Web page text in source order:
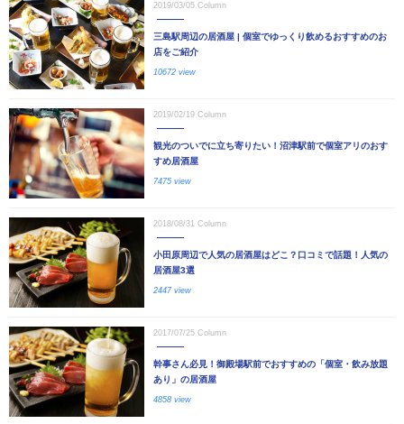
2019/03/05 Column
三島駅周辺の居酒屋 | 個室でゆっくり飲めるおすすめのお
店をご紹介
10672 view
2019/02/19 Column
観光のついでに立ち寄りたい！沼津駅前で個室アリのおす
すめ居酒屋
7475 view
2018/08/31 Column
小田原周辺で人気の居酒屋はどこ？口コミで話題！人気の
居酒屋3選
2447 view
2017/07/25 Column
幹事さん必見！御殿場駅前でおすすめの「個室・飲み放題
あり」の居酒屋
4858 view